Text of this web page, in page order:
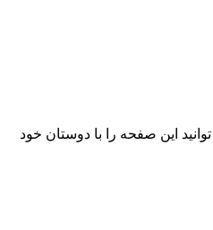
این صفحه را با دوستان خود